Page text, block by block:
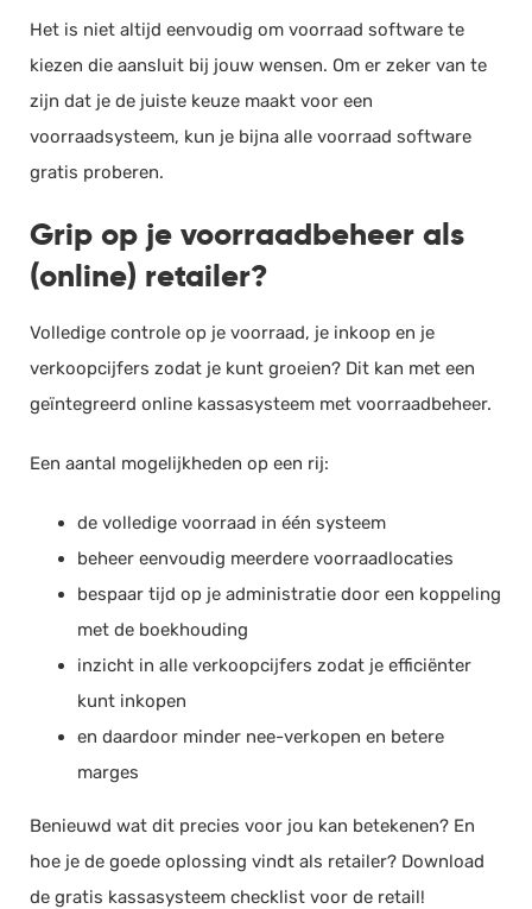
Het is niet altijd eenvoudig om voorraad software te
kiezen die aansluit bij jouw wensen. Om er zeker van te
zijn dat je de juiste keuze maakt voor een
voorraadsysteem, kun je bijna alle voorraad software
gratis proberen.
Grip op je voorraadbeheer als
(online) retailer?
Volledige controle op je voorraad, je inkoop en je
verkoopcijfers zodat je kunt groeien? Dit kan met een
geïntegreerd online kassasysteem met voorraadbeheer.
Een aantal mogelijkheden op een rij:
de volledige voorraad in één systeem
beheer eenvoudig meerdere voorraadlocaties
bespaar tijd op je administratie door een koppeling
met de boekhouding
inzicht in alle verkoopcijfers zodat je efficiënter
kunt inkopen
en daardoor minder nee-verkopen en betere
marges
Benieuwd wat dit precies voor jou kan betekenen? En
hoe je de goede oplossing vindt als retailer? Download
de gratis kassasysteem checklist voor de retail!